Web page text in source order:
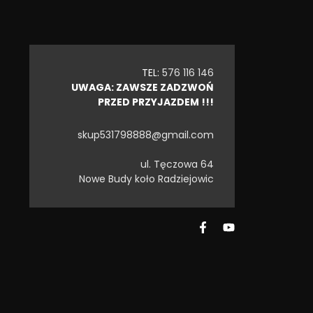
TEL: 576 116 146
UWAGA: ZAWSZE ZADZWOŃ
PRZED PRZYJAZDEM !!!
skup531798888@gmail.com
ul. Tęczowa 64
Nowe Budy koło Radziejowic